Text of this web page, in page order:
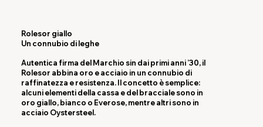
Rolesor giallo
Un connubio di leghe
Autentica firma del Marchio sin dai primi anni ’30, il
Rolesor abbina oro e acciaio in un connubio di
raffinatezza e resistenza. Il concetto è semplice:
alcuni elementi della cassa e del bracciale sono in
oro giallo, bianco o Everose, mentre altri sono in
acciaio Oystersteel.